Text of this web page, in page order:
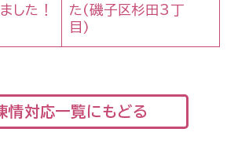
した！
た(磯子区杉田3丁
目)
情対応一覧にもどる